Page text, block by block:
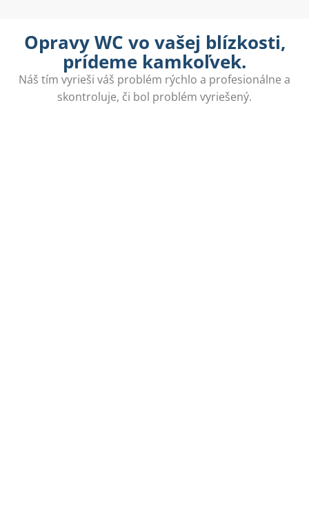
Opravy WC vo vašej blízkosti,
prídeme kamkoľvek.
Náš tím vyrieši váš problém rýchlo a profesionálne a
skontroluje, či bol problém vyriešený.